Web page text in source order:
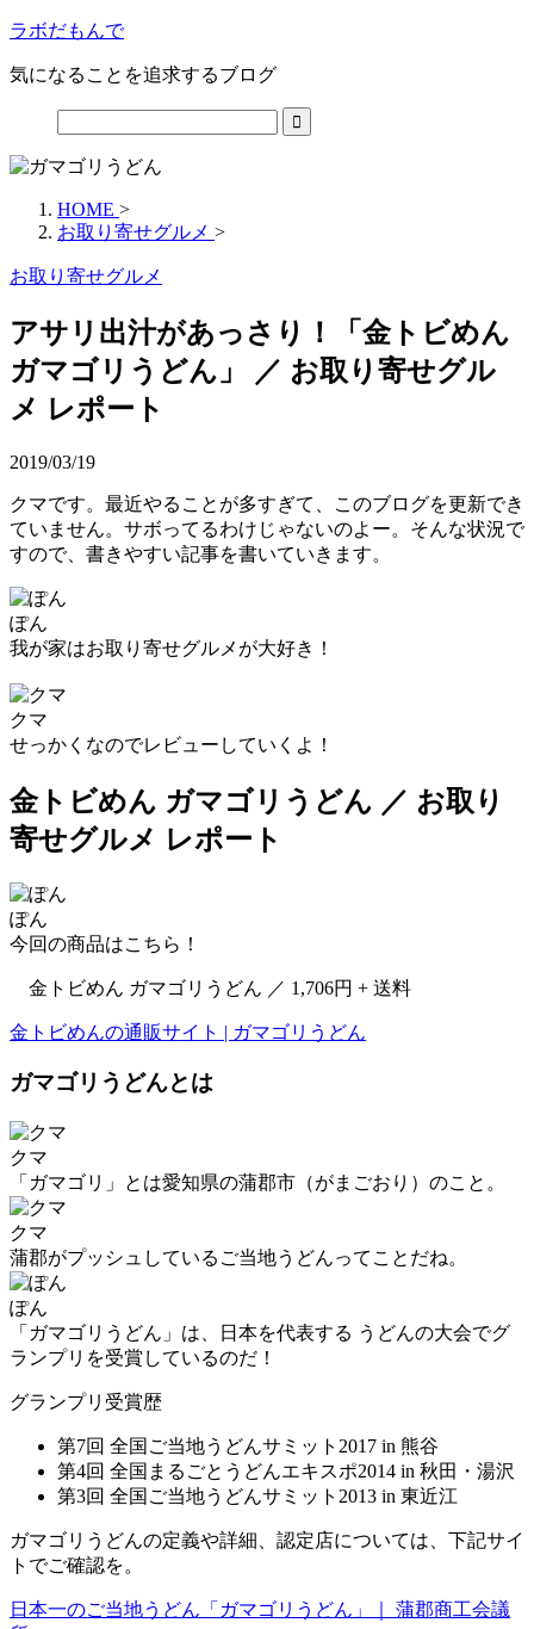
ラボだもんで
気になることを追求するブログ
HOME >
お取り寄せグルメ >
お取り寄せグルメ
アサリ出汁があっさり！「金トビめん
ガマゴリうどん」 ／ お取り寄せグル
メ レポート
2019/03/19
クマです。最近やることが多すぎて、このブログを更新でき
ていません。サボってるわけじゃないのよー。そんな状況で
すので、書きやすい記事を書いていきます。
ぽん
我が家はお取り寄せグルメが大好き！
クマ
せっかくなのでレビューしていくよ！
金トビめん ガマゴリうどん ／ お取り
寄せグルメ レポート
ぽん
今回の商品はこちら！
金トビめん ガマゴリうどん ／ 1,706円 + 送料
金トビめんの通販サイト | ガマゴリうどん
ガマゴリうどんとは
クマ
「ガマゴリ」とは愛知県の蒲郡市（がまごおり）のこと。
クマ
蒲郡がプッシュしているご当地うどんってことだね。
ぽん
「ガマゴリうどん」は、日本を代表する うどんの大会でグ
ランプリを受賞しているのだ！
グランプリ受賞歴
第7回 全国ご当地うどんサミット2017 in 熊谷
第4回 全国まるごとうどんエキスポ2014 in 秋田・湯沢
第3回 全国ご当地うどんサミット2013 in 東近江
ガマゴリうどんの定義や詳細、認定店については、下記サイ
トでご確認を。
日本一のご当地うどん「ガマゴリうどん」｜ 蒲郡商工会議